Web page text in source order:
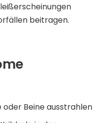
beitragen.
oder Beine ausstrahlen